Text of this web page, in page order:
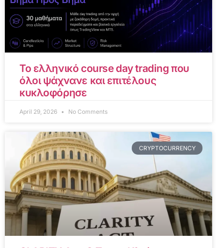
Το ελληνικό course day trading που
όλοι ψάχνανε και επιτέλους
κυκλοφόρησε
April 29, 2026 No Comments
CRYPTOCURRENCY